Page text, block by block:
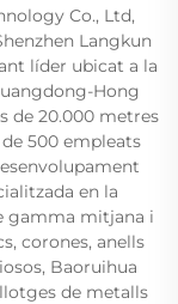
Co., Ltd,
Langkun
líder ubicat a la
Hong
de 20.000 metres
500 empleats
en la
gamma mitjana i
corones, anells
Baoruihua
de metalls